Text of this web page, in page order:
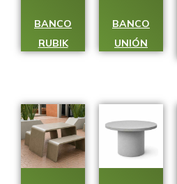
BANCO
RUBIK
BANCO
UNIÓN